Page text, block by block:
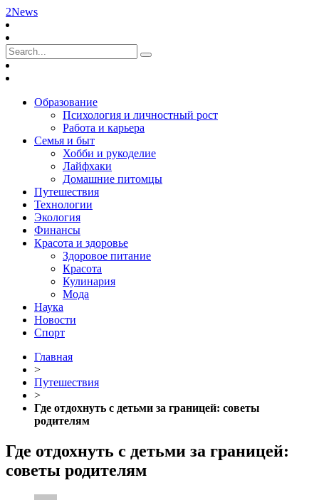
2News
Образование
Психология и личностный рост
Работа и карьера
Семья и быт
Хобби и рукоделие
Лайфхаки
Домашние питомцы
Путешествия
Технологии
Экология
Финансы
Красота и здоровье
Здоровое питание
Красота
Кулинария
Мода
Наука
Новости
Спорт
Главная
>
Путешествия
>
Где отдохнуть с детьми за границей: советы
родителям
Где отдохнуть с детьми за границей:
советы родителям